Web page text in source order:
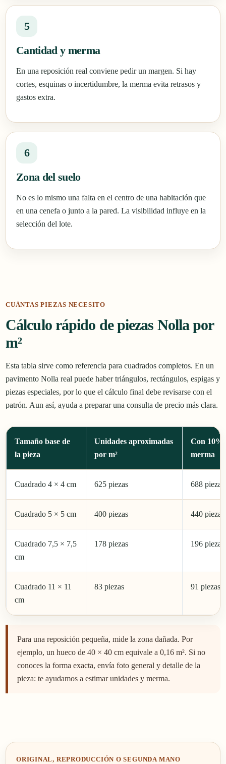
5
Cantidad y merma
En una reposición real conviene pedir un margen. Si hay
cortes, esquinas o incertidumbre, la merma evita retrasos y
gastos extra.
6
Zona del suelo
No es lo mismo una falta en el centro de una habitación que
en una cenefa o junto a la pared. La visibilidad influye en la
selección del lote.
CUÁNTAS PIEZAS NECESITO
Cálculo rápido de piezas Nolla por
m²
Esta tabla sirve como referencia para cuadrados completos. En un
pavimento Nolla real puede haber triángulos, rectángulos, espigas y
piezas especiales, por lo que el cálculo final debe revisarse con el
patrón. Aun así, ayuda a preparar una consulta de precio más clara.
Tamaño base de
la pieza
Unidades aproximadas
por m²
Con 10%
merma
Cuadrado 4 × 4 cm 625 piezas 688 piezas
Cuadrado 5 × 5 cm 400 piezas 440 piezas
Cuadrado 7,5 × 7,5
cm
178 piezas 196 piezas
Cuadrado 11 × 11
cm
83 piezas 91 piezas
Para una reposición pequeña, mide la zona dañada. Por
ejemplo, un hueco de 40 × 40 cm equivale a 0,16 m². Si no
conoces la forma exacta, envía foto general y detalle de la
pieza: te ayudamos a estimar unidades y merma.
ORIGINAL, REPRODUCCIÓN O SEGUNDA MANO